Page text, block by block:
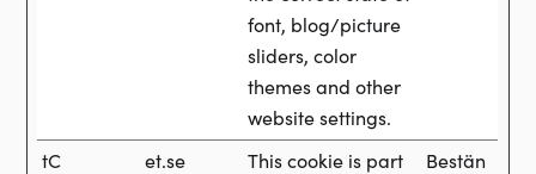
font, blog/picture
sliders, color
themes and other
website settings.
tC et.se
This cookie is part
Bestän